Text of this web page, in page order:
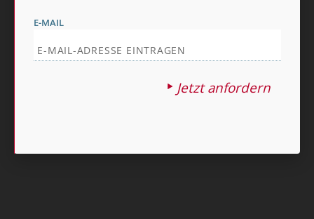
E-MAIL
Jetzt anfordern